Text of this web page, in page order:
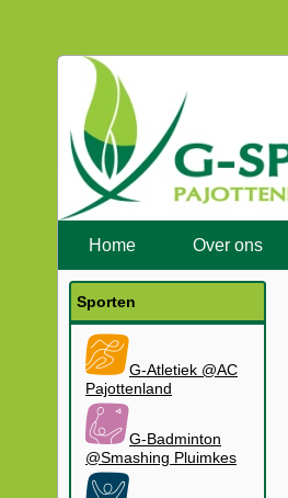
Home Over ons
Sporten
G-Atletiek @AC
Pajottenland
G-Badminton
@Smashing Pluimkes